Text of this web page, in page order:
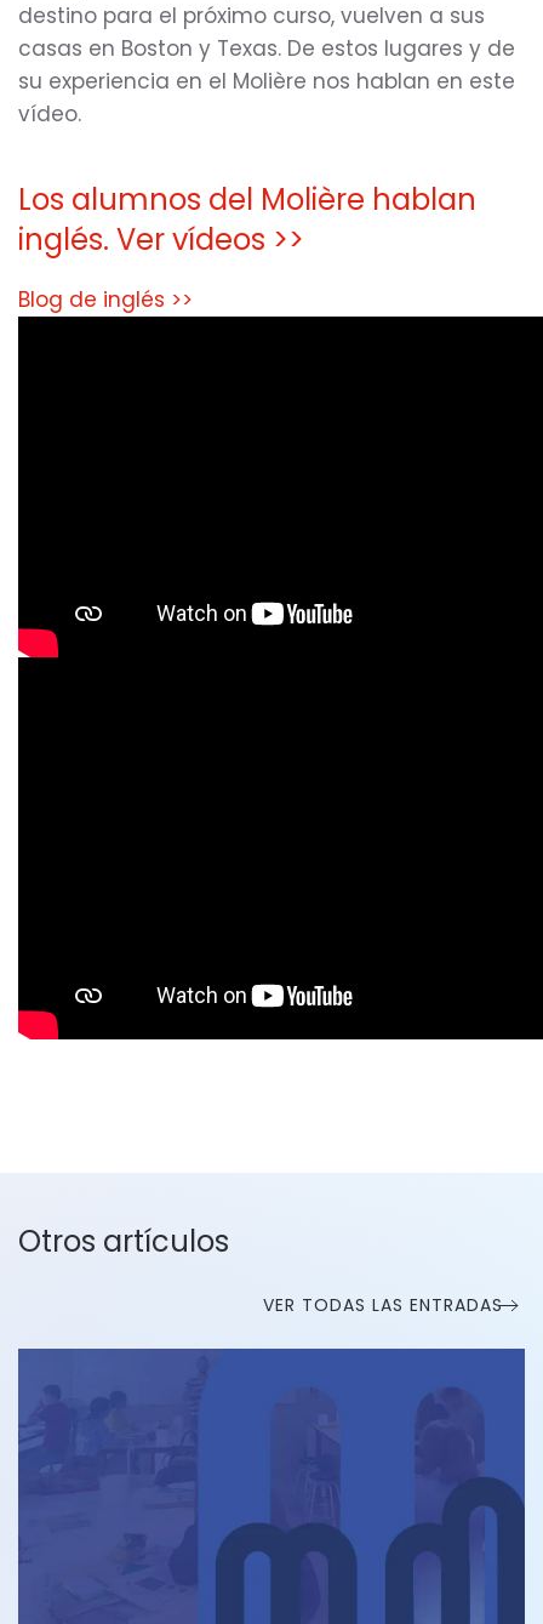
destino para el próximo curso, vuelven a sus
casas en Boston y Texas. De estos lugares y de
su experiencia en el Molière nos hablan en este
vídeo.
Los alumnos del Molière hablan
inglés. Ver vídeos >>
Blog de inglés >>
Otros artículos
VER TODAS LAS ENTRADAS